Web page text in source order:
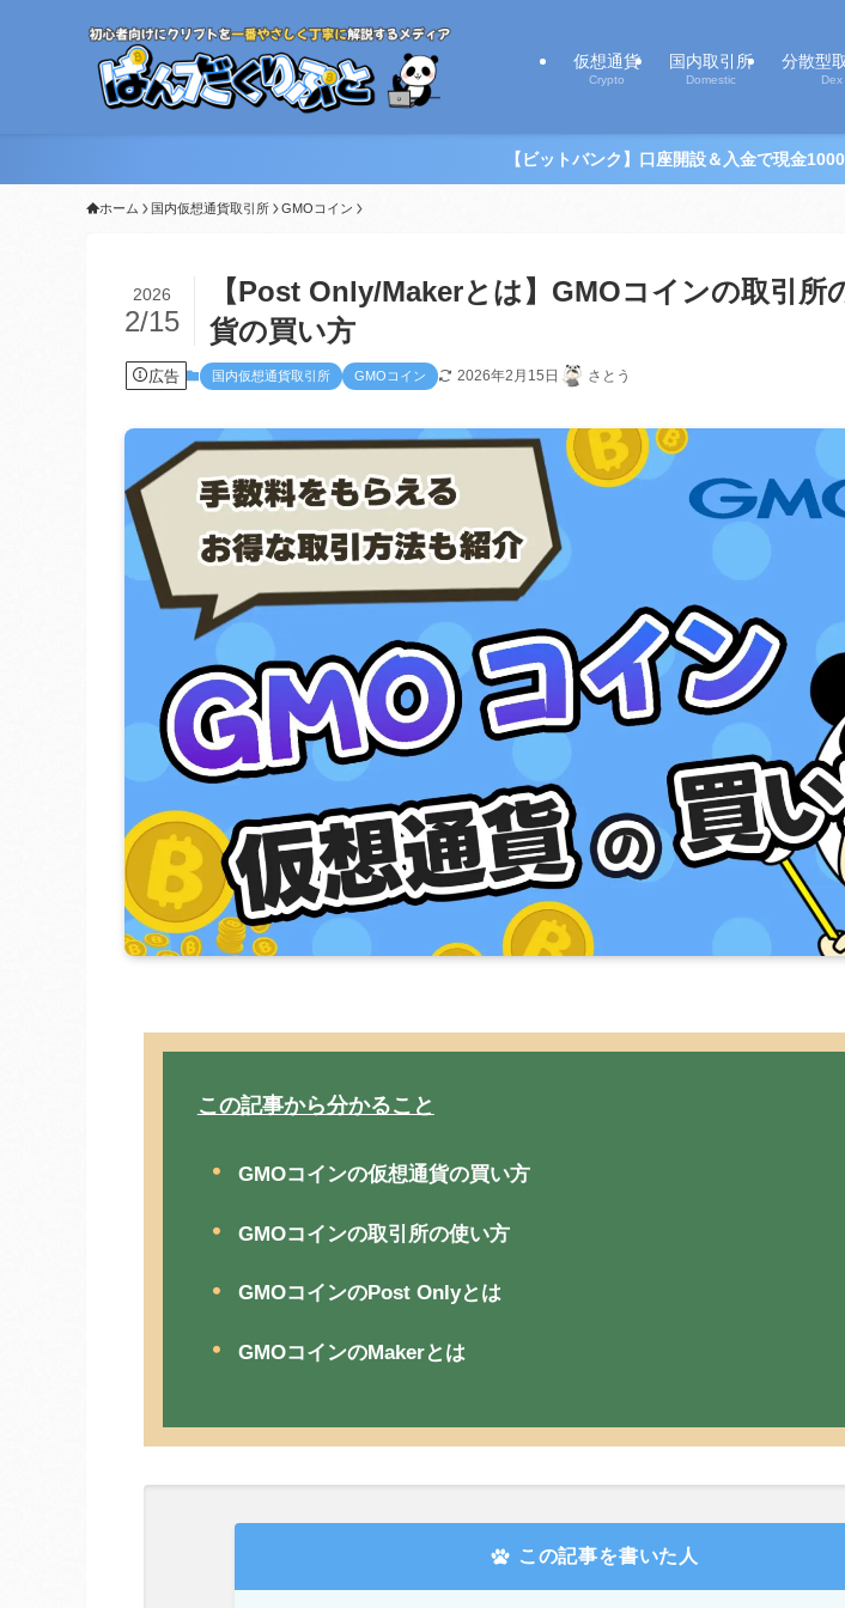
仮想通貨
Crypto
国内取引所
Domestic
分散型
Dex
【ビットバンク】口座開設＆入金で現金
ホーム 国内仮想通貨取引所 GMOコイン
【Post Only/Makerとは】GMOコインの取引所
貨の買い方
2026
2/15
広告 国内仮想通貨取引所 GMOコイン 2026年2月15日 さとう
この記事から分かること
GMOコインの仮想通貨の買い方
GMOコインの取引所の使い方
GMOコインのPost Onlyとは
GMOコインのMakerとは
この記事を書いた人